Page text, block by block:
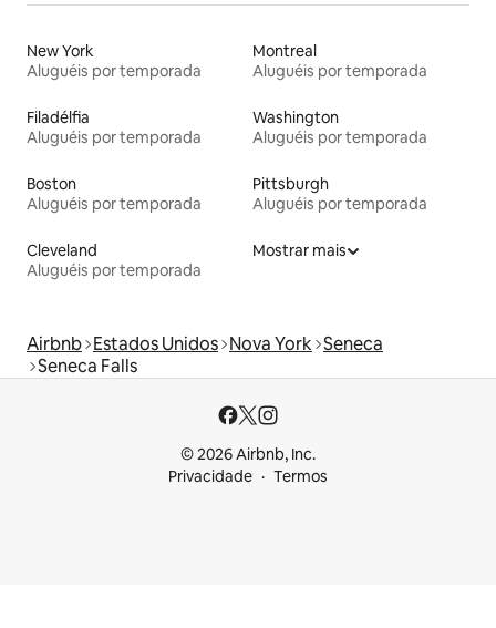
New York
Aluguéis por temporada
Montreal
Aluguéis por temporada
Filadélfia
Aluguéis por temporada
Washington
Aluguéis por temporada
Boston
Aluguéis por temporada
Pittsburgh
Aluguéis por temporada
Cleveland
Aluguéis por temporada
Mostrar mais
Airbnb Estados Unidos Nova York Seneca
Seneca Falls
© 2026 Airbnb, Inc.
Privacidade
Termos